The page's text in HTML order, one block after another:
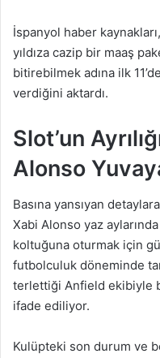
İspanyol haber
yıldıza cazip bir maaş
bitirebilmek adına ilk
verdiğini aktardı.
Slot’un
Alonso
Basına yansıyan
Xabi Alonso yaz
koltuğuna oturmak için gün
futbolculuk döneminde
terlettiği Anfield ekibiyle
ifade ediliyor.
Kulüpteki son durum ve